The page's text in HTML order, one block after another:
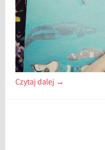
Czytaj dalej →